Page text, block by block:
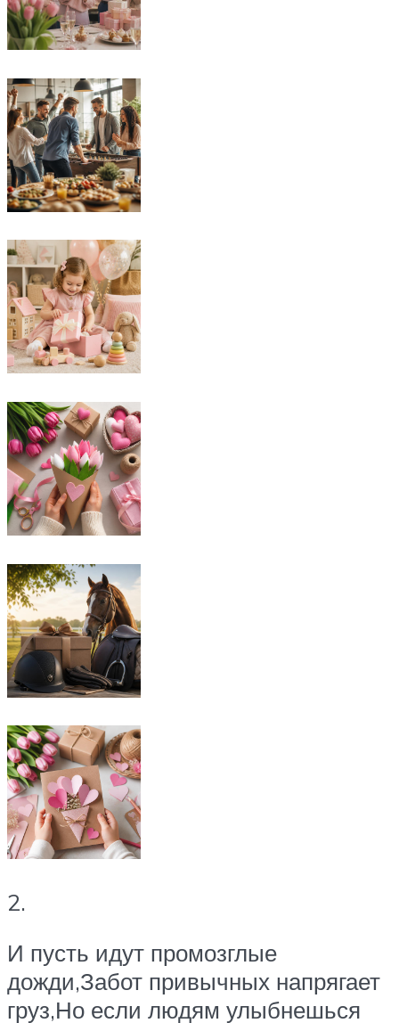
2.
И пусть идут промозглые
дожди,Забот привычных напрягает
груз,Но если людям улыбнешься